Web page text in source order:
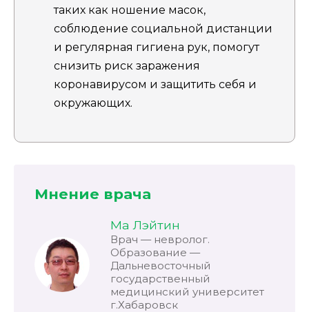
таких как ношение масок,
соблюдение социальной дистанции
и регулярная гигиена рук, помогут
снизить риск заражения
коронавирусом и защитить себя и
окружающих.
Мнение врача
Ма Лэйтин
Врач — невролог.
Образование —
Дальневосточный
государственный
медицинский университет
г.Хабаровск